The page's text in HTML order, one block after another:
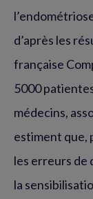
d’après les
française
5000
médecins,
estiment que,
les erreurs de
la